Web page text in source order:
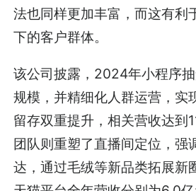
法也同样更加丰富，而这有利
下的客户群体。
该公司披露，2024年小程序
规模，并精细化人群运营，实
留存双重提升，相关营收达到
团队则重塑了直播间定位，强
达，通过毛绒等新品类拓展新